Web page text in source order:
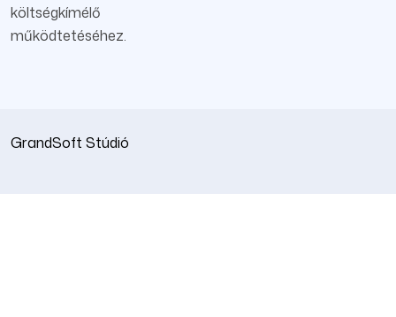
költségkímélő
működtetéséhez.
GrandSoft Stúdió